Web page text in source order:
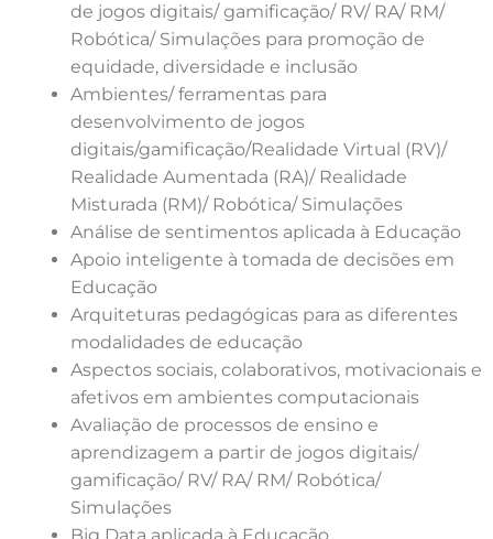
de jogos digitais/ gamificação/ RV/ RA/ RM/
Robótica/ Simulações para promoção de
equidade, diversidade e inclusão
Ambientes/ ferramentas para
desenvolvimento de jogos
digitais/gamificação/Realidade Virtual (RV)/
Realidade Aumentada (RA)/ Realidade
Misturada (RM)/ Robótica/ Simulações
Análise de sentimentos aplicada à Educação
Apoio inteligente à tomada de decisões em
Educação
Arquiteturas pedagógicas para as diferentes
modalidades de educação
Aspectos sociais, colaborativos, motivacionais e
afetivos em ambientes computacionais
Avaliação de processos de ensino e
aprendizagem a partir de jogos digitais/
gamificação/ RV/ RA/ RM/ Robótica/
Simulações